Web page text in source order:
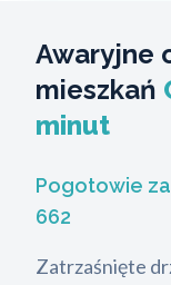
Awaryjne
mieszkań
minut
Pogotowie
662
Zatrzaśnięte